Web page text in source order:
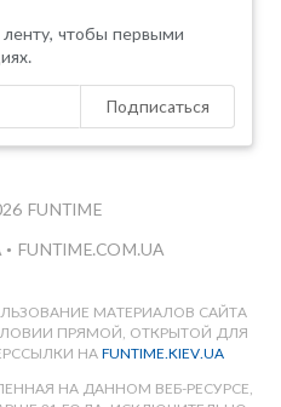
чтобы первыми
Подписаться
FUNTIME
• FUNTIME.COM.UA
МАТЕРИАЛОВ САЙТА
ПРЯМОЙ, ОТКРЫТОЙ ДЛЯ
НАFUNTIME.KIEV.UA
НА ДАННОМ ВЕБ-РЕСУРСЕ,